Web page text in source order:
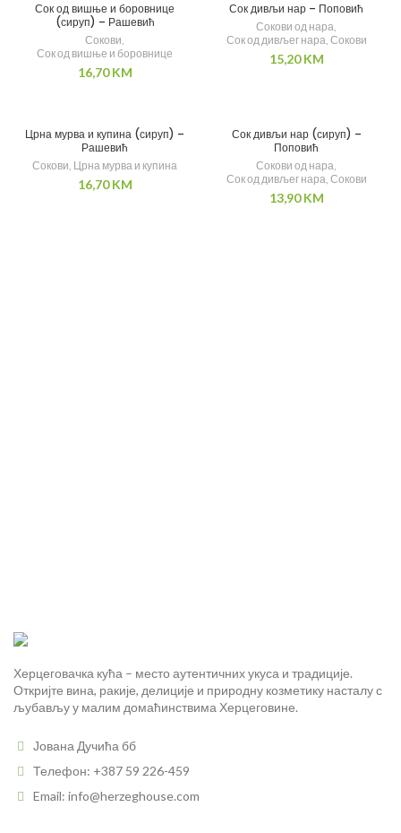
Сок од вишње и боровнице
(сируп) – Рашевић
Сокови,
Сок од вишње и боровнице
16,70KM
Сок дивљи нар – Поповић
Сокови од нара,
Сок од дивљег нара, Сокови
15,20KM
Црна мурва и купина (сируп) –
Рашевић
Сокови, Црна мурва и купина
16,70KM
Сок дивљи нар (сируп) –
Поповић
Сокови од нара,
Сок од дивљег нара, Сокови
13,90KM
Херцеговачка кућа – место аутентичних укуса и традиције.
Откријте вина, ракије, делиције и природну козметику насталу с
љубављу у малим домаћинствима Херцеговине.
Јована Дучића бб
Телефон: +387 59 226-459
Email: info@herzeghouse.com